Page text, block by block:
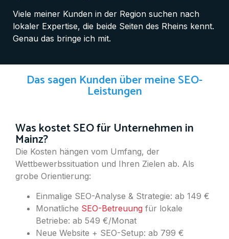
Viele meiner Kunden in der Region suchen nach
lokaler Expertise, die beide Seiten des Rheins kennt.
Genau das bringe ich mit.
Das sagen Kunden über meine SEO-
Leistungen
Was kostet SEO für Unternehmen in
Mainz?
Die Kosten hängen vom Umfang, der
Wettbewerbssituation und Ihren Zielen ab. Als
grobe Orientierung:
Einmalige SEO-Analyse & Strategie: ab 149 €
Monatliche SEO-Betreuung für lokale
Betriebe: ab 549 €/Monat
Neue Website + SEO-Setup: ab 799 €